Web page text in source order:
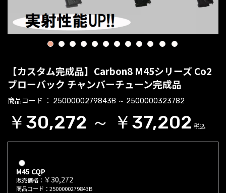
1 2 3 4 5 6 7 8 9 10 11 12
【カスタム完成品】Carbon8 M45シリーズ Co2
ブローバック チャンバーチューン完成品
商品コード 2500000279843B ～ 2500000323782
￥30,272 ～ ￥37,202 税込
M45 CQP
販売価格： ￥30,272
商品コード：2500000279843B